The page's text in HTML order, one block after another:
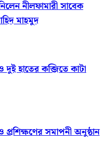
নীলফামারী সাবেক
মাহমুদ
হাতের কব্জিতে কাটা
সমাপনী অনুষ্ঠান